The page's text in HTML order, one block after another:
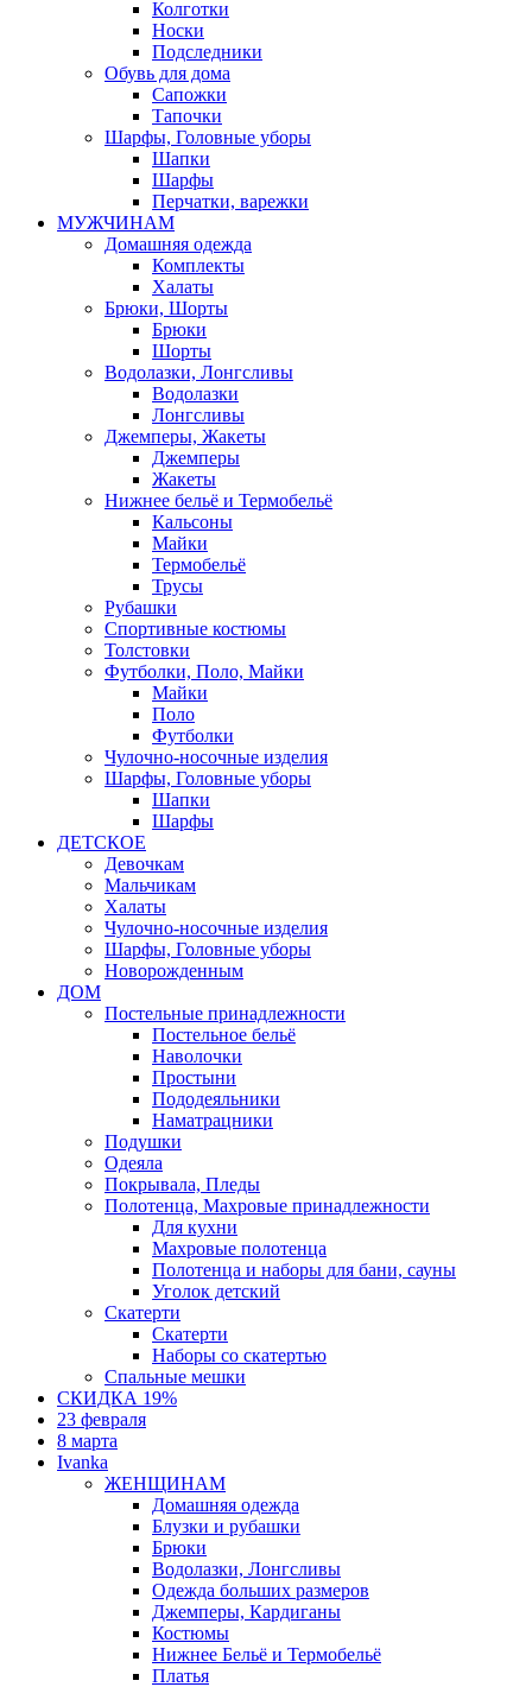
Колготки
Носки
Подследники
Обувь для дома
Сапожки
Тапочки
Шарфы, Головные уборы
Шапки
Шарфы
Перчатки, варежки
МУЖЧИНАМ
Домашняя одежда
Комплекты
Халаты
Брюки, Шорты
Брюки
Шорты
Водолазки, Лонгсливы
Водолазки
Лонгсливы
Джемперы, Жакеты
Джемперы
Жакеты
Нижнее бельё и Термобельё
Кальсоны
Майки
Термобельё
Трусы
Рубашки
Спортивные костюмы
Толстовки
Футболки, Поло, Майки
Майки
Поло
Футболки
Чулочно-носочные изделия
Шарфы, Головные уборы
Шапки
Шарфы
ДЕТСКОЕ
Девочкам
Мальчикам
Халаты
Чулочно-носочные изделия
Шарфы, Головные уборы
Новорожденным
ДОМ
Постельные принадлежности
Постельное бельё
Наволочки
Простыни
Пододеяльники
Наматрацники
Подушки
Одеяла
Покрывала, Пледы
Полотенца, Махровые принадлежности
Для кухни
Махровые полотенца
Полотенца и наборы для бани, сауны
Уголок детский
Скатерти
Скатерти
Наборы со скатертью
Спальные мешки
СКИДКА 19%
23 февраля
8 марта
Ivanka
ЖЕНЩИНАМ
Домашняя одежда
Блузки и рубашки
Брюки
Водолазки, Лонгсливы
Одежда больших размеров
Джемперы, Кардиганы
Костюмы
Нижнее Бельё и Термобельё
Платья